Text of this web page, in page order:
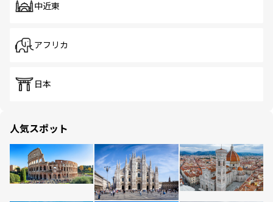
中近東
アフリカ
日本
人気スポット